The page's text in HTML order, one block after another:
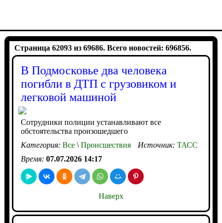
Страница 62093 из 69686. Всего новостей: 696856.
В Подмосковье два человека
погибли в ДТП с грузовиком и
легковой машиной
Сотрудники полиции устанавливают все
обстоятельства произошедшего
Категория: Все\Происшествия Источник: ТАСС
Время: 07.07.2026 14:17
Наверх